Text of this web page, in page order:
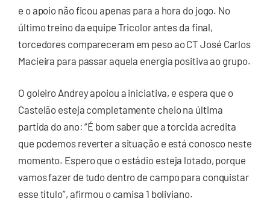
e o apoio não ficou apenas para a hora do jogo. No
último treino da equipe Tricolor antes da final,
torcedores compareceram em peso ao CT José Carlos
Macieira para passar aquela energia positiva ao grupo.
O goleiro Andrey apoiou a iniciativa, e espera que o
Castelão esteja completamente cheio na última
partida do ano: “É bom saber que a torcida acredita
que podemos reverter a situação e está conosco neste
momento. Espero que o estádio esteja lotado, porque
vamos fazer de tudo dentro de campo para conquistar
esse título”, afirmou o camisa 1 boliviano.